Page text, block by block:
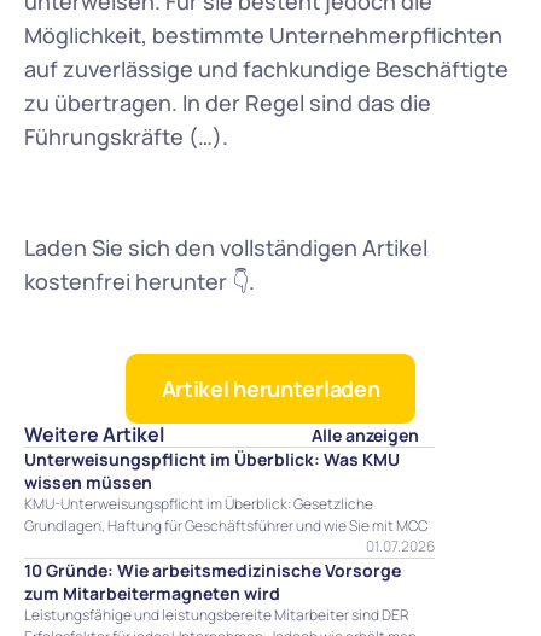
Möglichkeit, bestimmte Unternehmerpflichten
auf zuverlässige und fachkundige Beschäftigte
zu übertragen. In der Regel sind das die
Führungskräfte (…).
Laden Sie sich den vollständigen Artikel
kostenfrei herunter 👇.
Artikel herunterladen
Weitere Artikel
Alle anzeigen
Unterweisungspflicht im Überblick: Was KMU
wissen müssen
KMU-Unterweisungspflicht im Überblick: Gesetzliche
Grundlagen, Haftung für Geschäftsführer und wie Sie mit MCC
01.07.2026
10 Gründe: Wie arbeitsmedizinische Vorsorge
zum Mitarbeitermagneten wird
Leistungsfähige und leistungsbereite Mitarbeiter sind DER